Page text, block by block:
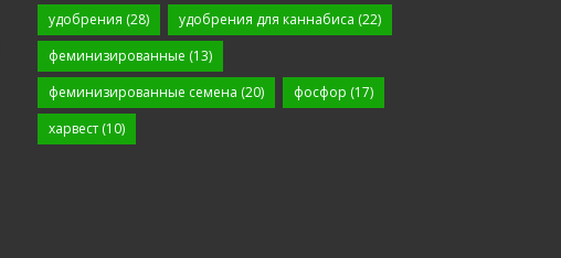
удобрения (28) удобрения для каннабиса (22)
феминизированные (13)
феминизированные семена (20) фосфор (17)
харвест (10)